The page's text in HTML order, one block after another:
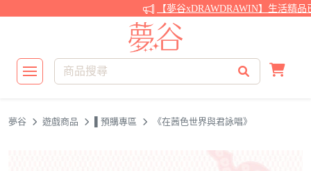
【夢谷xDRAWDRAWIN】生活精品已
夢谷 遊戲商品 ▌預購專區 《在茜色世界與君詠唱》